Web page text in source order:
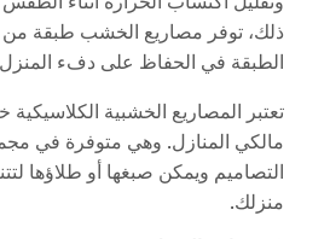
ذلك، توفر مصاريع الخشب طبقة من
الطبقة في الحفاظ على دفء
تعتبر المصاريع الخشبية الكلاسيكية
مالكي المنازل. وهي متوفرة في
التصاميم ويمكن صبغها أو طلاؤها
منزلك.